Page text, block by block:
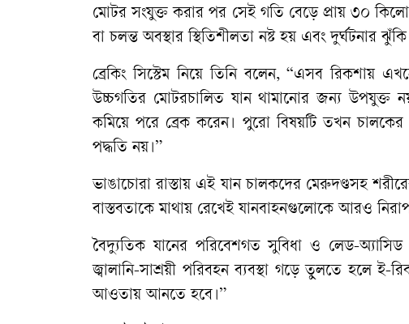
মোটর সংযুক্ত করার পর সেই গতি বেড়ে প্রায় ৩০
বা চলন্ত অবস্থার স্থিতিশীলতা নষ্ট হয় এবং দুর্ঘটনার
ব্রেকিং সিস্টেম নিয়ে তিনি বলেন, “এসব রিকশায়
উচ্চগতির মোটরচালিত যান থামানোর জন্য
কমিয়ে পরে ব্রেক করেন। পুরো বিষয়টি তখন
পদ্ধতি নয়।”
ভাঙাচোরা রাস্তায় এই যান চালকদের মেরুদণ্ডসহ
বাস্তবতাকে মাথায় রেখেই যানবাহনগুলোকে আরও
বৈদ্যুতিক যানের পরিবেশগত সুবিধা ও লেড-
জ্বালানি-সাশ্রয়ী পরিবহন ব্যবস্থা গড়ে তুলতে হলে ই-
আওতায় আনতে হবে।”